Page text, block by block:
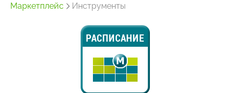
Маркетплейс Инструменты